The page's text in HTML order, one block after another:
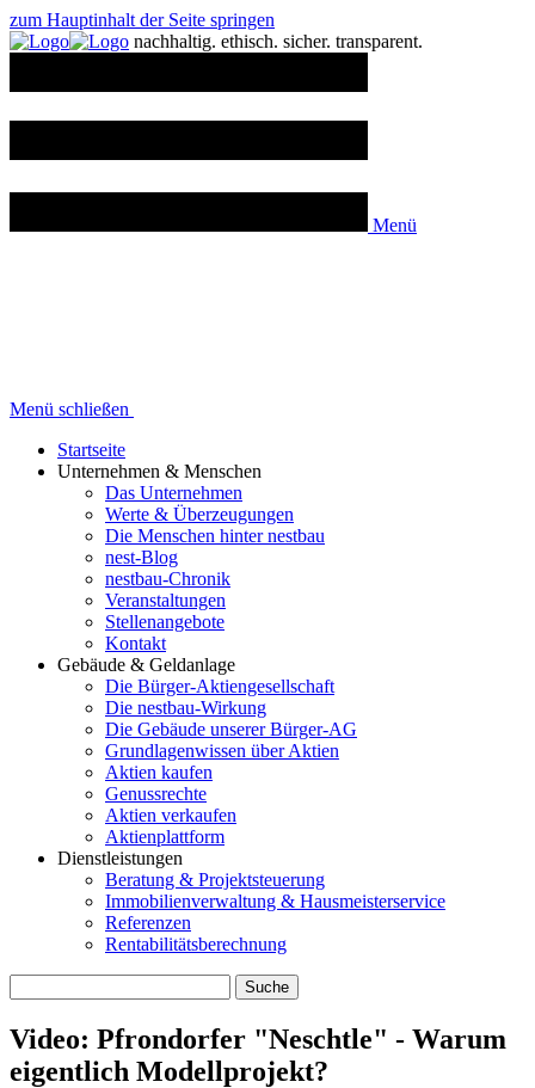
zum Hauptinhalt der Seite springen
nachhaltig. ethisch. sicher. transparent.
Menü
Menü schließen
Startseite
Unternehmen & Menschen
Das Unternehmen
Werte & Überzeugungen
Die Menschen hinter nestbau
nest-Blog
nestbau-Chronik
Veranstaltungen
Stellenangebote
Kontakt
Gebäude & Geldanlage
Die Bürger-Aktiengesellschaft
Die nestbau-Wirkung
Die Gebäude unserer Bürger-AG
Grundlagenwissen über Aktien
Aktien kaufen
Genussrechte
Aktien verkaufen
Aktienplattform
Dienstleistungen
Beratung & Projektsteuerung
Immobilienverwaltung & Hausmeisterservice
Referenzen
Rentabilitätsberechnung
Video: Pfrondorfer "Neschtle" - Warum
eigentlich Modellprojekt?